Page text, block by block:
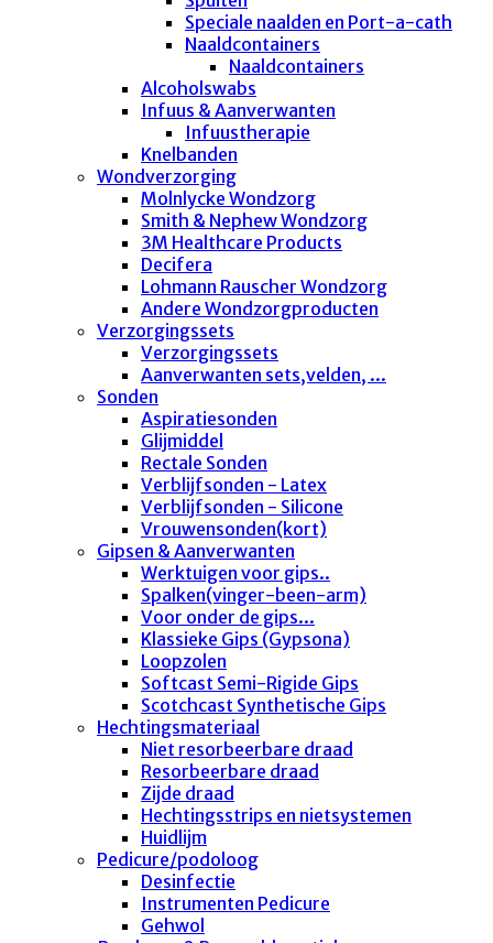
Speciale naalden en Port-a-cath
Naaldcontainers
Naaldcontainers
Alcoholswabs
Infuus & Aanverwanten
Infuustherapie
Knelbanden
Wondverzorging
Molnlycke Wondzorg
Smith & Nephew Wondzorg
3M Healthcare Products
Decifera
Lohmann Rauscher Wondzorg
Andere Wondzorgproducten
Verzorgingssets
Verzorgingssets
Aanverwanten sets,velden, ...
Sonden
Aspiratiesonden
Glijmiddel
Rectale Sonden
Verblijfsonden - Latex
Verblijfsonden - Silicone
Vrouwensonden(kort)
Gipsen & Aanverwanten
Werktuigen voor gips..
Spalken(vinger-been-arm)
Voor onder de gips...
Klassieke Gips (Gypsona)
Loopzolen
Softcast Semi-Rigide Gips
Scotchcast Synthetische Gips
Hechtingsmateriaal
Niet resorbeerbare draad
Resorbeerbare draad
Zijde draad
Hechtingsstrips en nietsystemen
Huidlijm
Pedicure/podoloog
Desinfectie
Instrumenten Pedicure
Gehwol